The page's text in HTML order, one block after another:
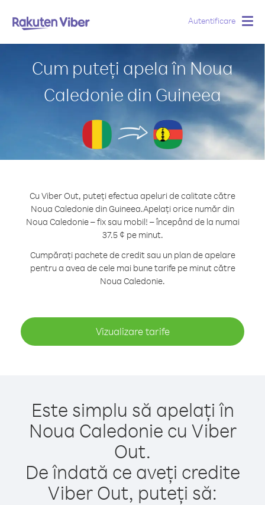
Autentificare
Cum puteți apela în Noua
Caledonie din Guineea
Cu Viber Out, puteți efectua apeluri de calitate către
Noua Caledonie din Guineea.Apelați orice număr din
Noua Caledonie – fix sau mobil! – începând de la numai
37.5 ¢ pe minut.
Cumpărați pachete de credit sau un plan de apelare
pentru a avea de cele mai bune tarife pe minut către
Noua Caledonie.
Vizualizare tarife
Este simplu să apelați în
Noua Caledonie cu Viber
Out.
De îndată ce aveți credite
Viber Out, puteți să: